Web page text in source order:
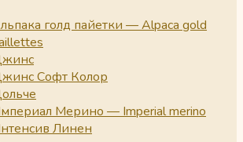
голд пайетки — Alpaca gold
Софт Колор
Мерино — Imperial merino
Линен